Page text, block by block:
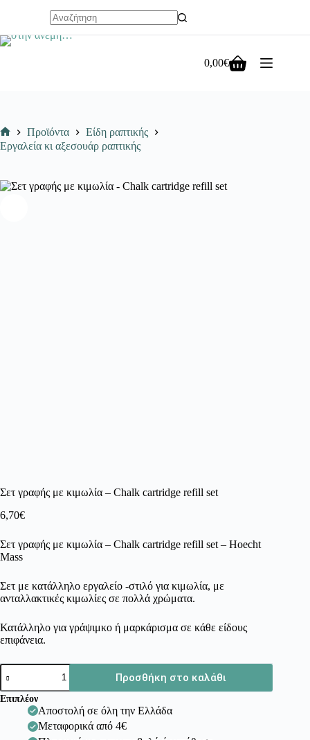
results
Καλάθι
0,00€
Αρχική
σελίδα
Προϊόντα
Είδη ραπτικής
Εργαλεία κι αξεσουάρ ραπτικής
Σετ γραφής με κιμωλία – Chalk cartridge refill set
6,70€
Σετ γραφής με κιμωλία – Chalk cartridge refill set – Ηoecht
Μass
Σετ με κατάλληλο εργαλείο -στιλό για κιμωλία, με
ανταλλακτικές κιμωλίες σε πολλά χρώματα.
Κατάλληλο για γράψιμκο ή μαρκάρισμα σε κάθε είδους
επιφάνεια.
Σετ
γραφής
με
κιμωλία
- Chalk
cartridge
Προσθήκη στο καλάθι
Επιπλέον
Αποστολή σε όλη την Ελλάδα
Μεταφορικά από 4€